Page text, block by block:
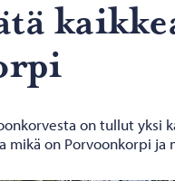
on tullut yksi
mikä on Porvoonkorpi ja